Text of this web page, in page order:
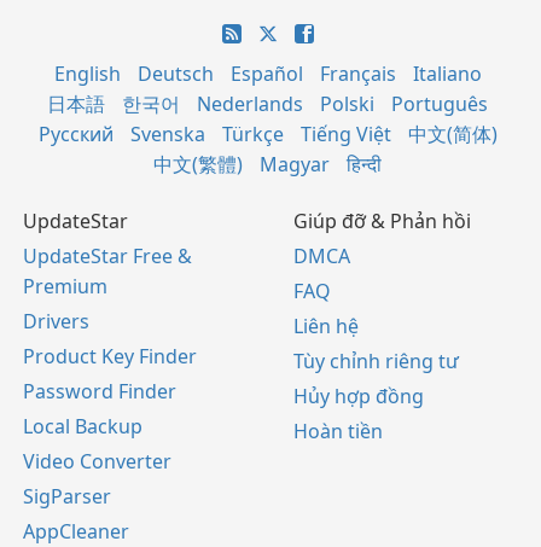
English Deutsch Español Français
Italiano
日本語
한국어 Nederlands Polski
Português
Русский
Svenska Türkçe Tiếng Việt
中文(简体)
中文(繁體)
Magyar हिन्दी
UpdateStar
UpdateStar Free &
Premium
Drivers
Product Key Finder
Password Finder
Local Backup
Video Converter
SigParser
AppCleaner
Giúp đỡ & Phản hồi
DMCA
FAQ
Liên hệ
Tùy chỉnh riêng tư
Hủy hợp đồng
Hoàn tiền